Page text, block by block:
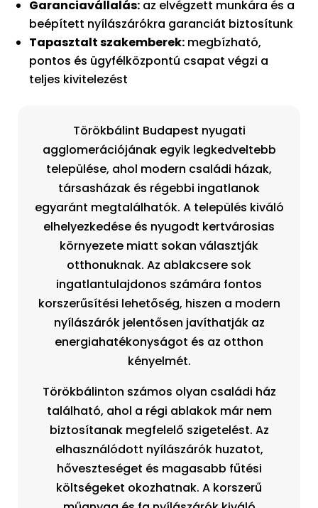
Garanciavállalás: az elvégzett munkára és a
beépített nyílászárókra garanciát biztosítunk
Tapasztalt szakemberek: megbízható,
pontos és ügyfélközpontú csapat végzi a
teljes kivitelezést
Törökbálint Budapest nyugati
agglomerációjának egyik legkedveltebb
települése, ahol modern családi házak,
társasházak és régebbi ingatlanok
egyaránt megtalálhatók. A település kiváló
elhelyezkedése és nyugodt kertvárosias
környezete miatt sokan választják
otthonuknak. Az ablakcsere sok
ingatlantulajdonos számára fontos
korszerűsítési lehetőség, hiszen a modern
nyílászárók jelentősen javíthatják az
energiahatékonyságot és az otthon
kényelmét.
Törökbálinton számos olyan családi ház
található, ahol a régi ablakok már nem
biztosítanak megfelelő szigetelést. Az
elhasználódott nyílászárók huzatot,
hőveszteséget és magasabb fűtési
költségeket okozhatnak. A korszerű